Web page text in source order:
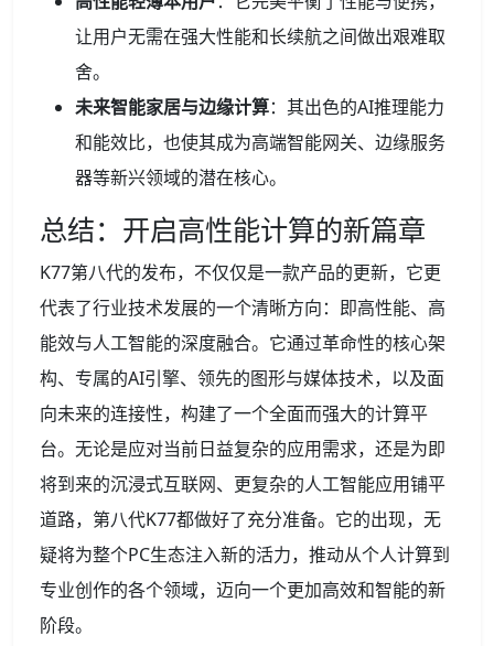
让用户无需在强大性能和长续航之间做出艰难取
舍。
未来智能家居与边缘计算：其出色的AI推理能力
和能效比，也使其成为高端智能网关、边缘服务
器等新兴领域的潜在核心。
总结：开启高性能计算的新篇章
K77第八代的发布，不仅仅是一款产品的更新，它更
代表了行业技术发展的一个清晰方向：即高性能、高
能效与人工智能的深度融合。它通过革命性的核心架
构、专属的AI引擎、领先的图形与媒体技术，以及面
向未来的连接性，构建了一个全面而强大的计算平
台。无论是应对当前日益复杂的应用需求，还是为即
将到来的沉浸式互联网、更复杂的人工智能应用铺平
道路，第八代K77都做好了充分准备。它的出现，无
疑将为整个PC生态注入新的活力，推动从个人计算到
专业创作的各个领域，迈向一个更加高效和智能的新
阶段。